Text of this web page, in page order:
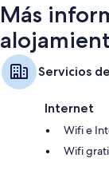
Más
Servicios
Internet
Wifi e
Wifi